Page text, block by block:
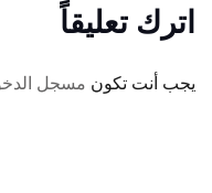
اترك تعليقاً
يجب أنت تكون مسجل